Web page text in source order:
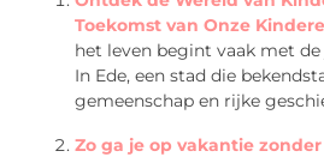
Toekomst van Onze
het leven begint vaak met
In Ede, een stad die
gemeenschap en rijke
Zo ga je op vakantie zonder